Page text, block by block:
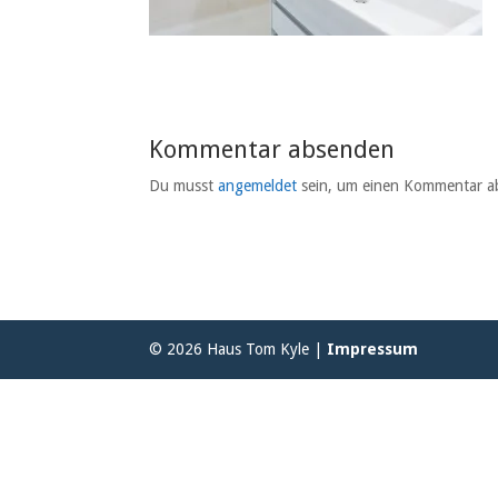
Kommentar absenden
Du musstangemeldet sein, um einen Kommentar
© 2026 Haus Tom Kyle | Impressum